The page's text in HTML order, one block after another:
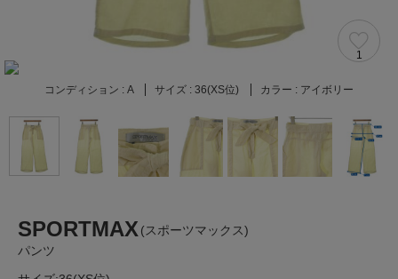
1
コンディション : A サイズ : 36(XS位) カラー : アイボリー
SPORTMAX (スポーツマックス)
パンツ